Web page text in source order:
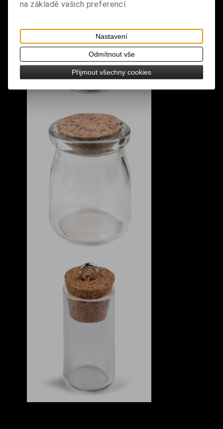
na základě vašich preferencí.
Nastavení
Odmítnout vše
Přijmout všechny cookies